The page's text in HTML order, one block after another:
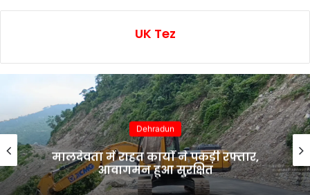
UK Tez
Dehradun
मालदेवता में राहत कार्यों ने पकड़ी रफ्तार,
आवागमन हुआ सुरक्षित